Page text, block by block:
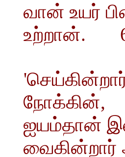
வான் உயர்
உற்றான்.
நோக்கின்,
ஐயம்தான்
வைகின்றார்